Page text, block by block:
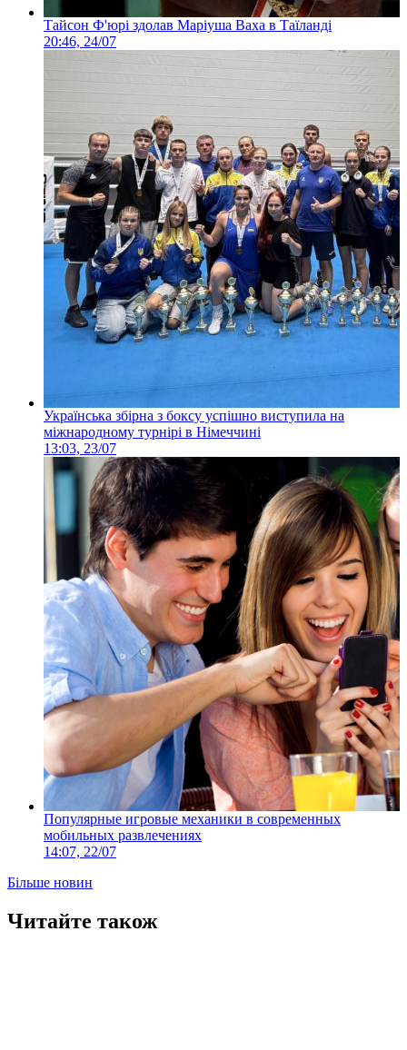
Тайсон Ф'юрі здолав Маріуша Ваха в Таїланді
20:46, 24/07
Українська збірна з боксу успішно виступила на
міжнародному турнірі в Німеччині
13:03, 23/07
Популярные игровые механики в современных
мобильных развлечениях
14:07, 22/07
Більше новин
Читайте також